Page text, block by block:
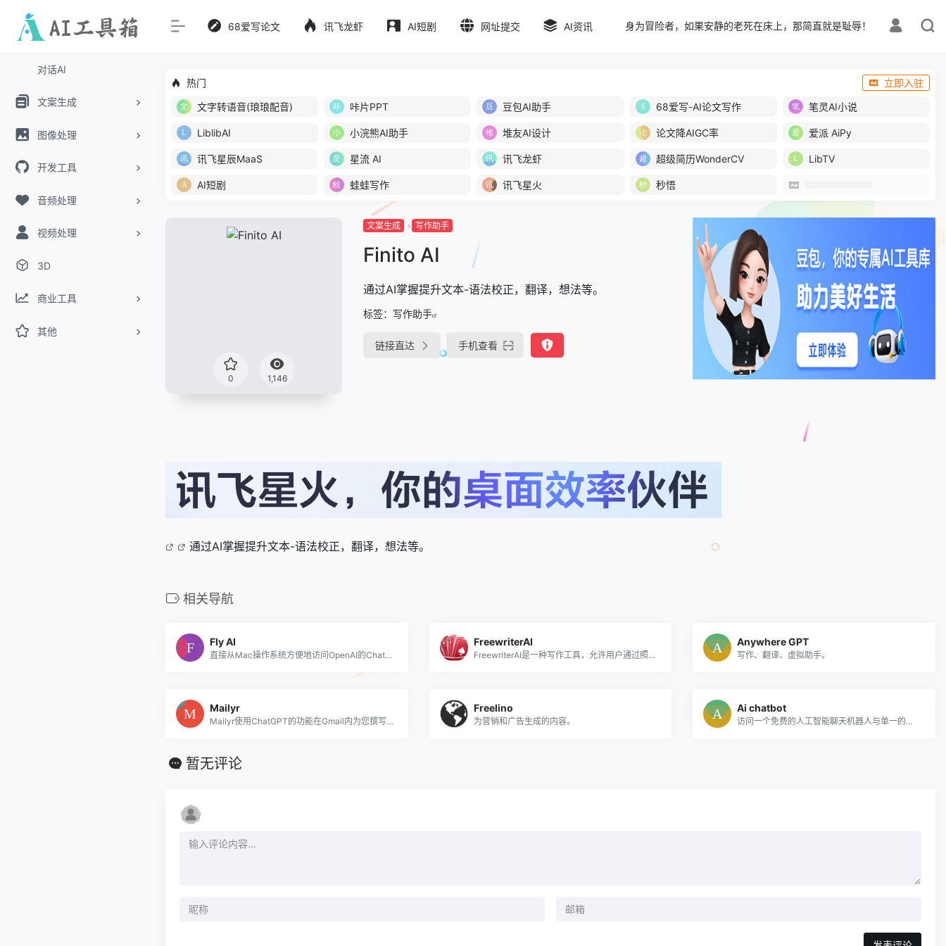
对话AI
文案生成
图像处理
开发工具
音频处理
视频处理
3D
商业工具
其他
68爱写论文 讯飞龙虾 AI短剧 网址提交 AI资讯 身为冒险者，如果安静的老死在床上，那简直就是耻辱！
热门
立即入驻
文字转语音(琅琅配音)
咔片PPT 豆包AI助手 68爱写-AI论文写作 笔灵AI小说
LiblibAI 小浣熊AI助手 堆友AI设计 论文降AIGC率 爱派 AiPy
讯飞星辰MaaS 星流 AI 讯飞龙虾 超级简历WonderCV LibTV
AI短剧 蛙蛙写作 讯飞星火 秒悟
0 1,146
文案生成 写作助手
Finito AI
通过AI掌握提升文本-语法校正，翻译，想法等。
标签： 写作助手
链接直达 手机查看
通过AI掌握提升文本-语法校正，翻译，想法等。
相关导航
Fly AI
直接从Mac操作系统方便地访问OpenAI的ChatGPT。
FreewriterAI
FreewriterAI是一种写作工具，允许用户通过照顾语法、拼写和流利程度来专注于他们的内容。
Anywhere GPT
写作、翻译、虚拟助手。
Mailyr
Mailyr使用ChatGPT的功能在Gmail内为您撰写电子邮件。
Freelino
为营销和广告生成的内容。
Ai chatbot
访问一个免费的人工智能聊天机器人与单一的谷歌登录方便。
暂无评论